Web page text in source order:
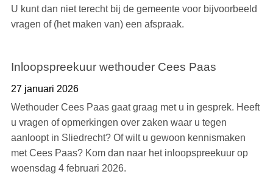
U kunt dan niet terecht bij de gemeente voor bijvoorbeeld
vragen of (het maken van) een afspraak.
Inloopspreekuur wethouder Cees Paas
27 januari 2026
Wethouder Cees Paas gaat graag met u in gesprek. Heeft
u vragen of opmerkingen over zaken waar u tegen
aanloopt in Sliedrecht? Of wilt u gewoon kennismaken
met Cees Paas? Kom dan naar het inloopspreekuur op
woensdag 4 februari 2026.